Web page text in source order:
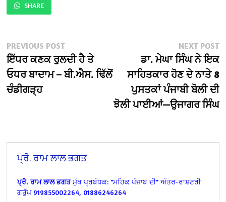
SHARE
Post
navigation
PREVIOUS POSTPrevious
post:
ਇੱਧਰ ਕਣਕ ਰੁਲਦੀ ਹੈ ਤੇ
ਓਧਰ ਬਾਦਾਮ – ਬੀ.ਐਸ. ਢਿੱਲੋਂ
ਚੰਡੀਗੜ੍ਹ
NEXT POST
ਡਾ. ਮੇਘਾ ਸਿੰਘ ਨੇ ਇਕ
ਸਾਹਿਤਕਾਰ ਹੋਣ ਦੇ ਨਾਤੇ 8
ਪੁਸਤਕਾਂ ਪੰਜਾਬੀ ਬੋਲੀ ਦੀ
ਝੋਲੀ ਪਾਈਆਂ—ਉਜਾਗਰ ਸਿੰਘ
ਪ੍ਰੋ. ਰਾਮ ਲਾਲ ਭਗਤ
ਪ੍ਰੋ. ਰਾਮ ਲਾਲ ਭਗਤ ਮੁੱਖ ਪ੍ਰਬੰਧਕ: "ਮਹਿਕ ਪੰਜਾਬ ਦੀ" ਅੰਤਰ-ਰਾਸ਼ਟਰੀ
ਗਰੁੱਪ 919855002264, 01886246264